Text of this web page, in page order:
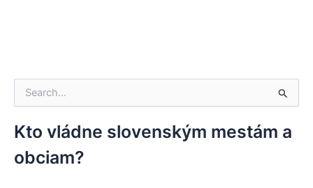
ľ
a
d
Kto vládne slovenským mestám a
obciam?